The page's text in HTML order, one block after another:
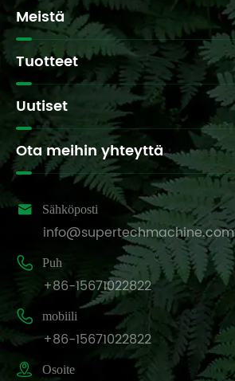
Meistä
Tuotteet
Uutiset
Ota meihin yhteyttä
 Sähköposti
info@supertechmachine.com
 Puh
+86-15671022822
 mobiili
+86-15671022822
 Osoite